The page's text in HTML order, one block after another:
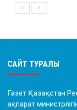
САЙТ ТУРАЛЫ
Газет Қазақстан
ақпарат